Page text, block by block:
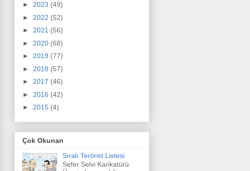
► 2023 (49)
► 2022 (52)
► 2021 (56)
► 2020 (68)
► 2019 (77)
► 2018 (57)
► 2017 (46)
► 2016 (42)
► 2015 (4)
Çok Okunan
Sıralı Terörist Listesi
Sefer Selvi Karikatürü